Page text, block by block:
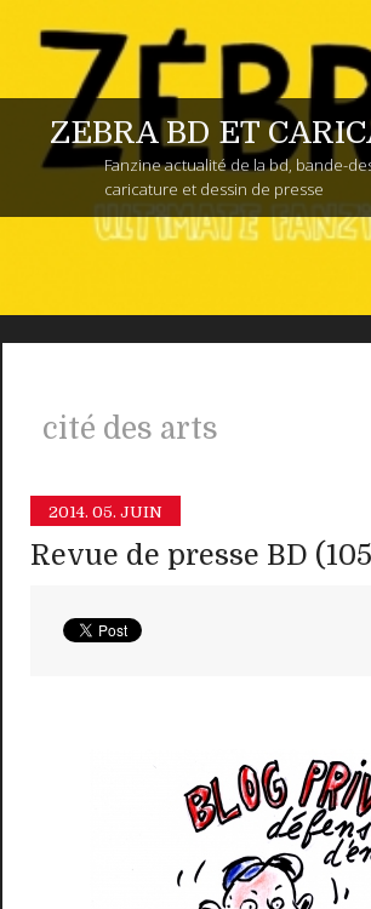
ZEBRA BD ET
Fanzine actualité de la bd, bande-
caricature et dessin de presse
cité des arts
2014. 05. JUIN
Revue de presse BD